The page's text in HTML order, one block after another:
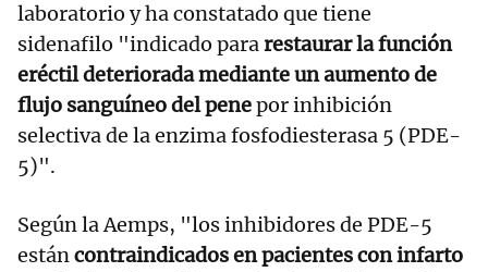
laboratorio y ha constatado que tiene
sidenafilo "indicado pararestaurar la función
eréctil deteriorada mediante un aumento de
flujo sanguíneo del penepor inhibición
selectiva de la enzima fosfodiesterasa 5 (PDE-
5)".
Según la Aemps, "los inhibidores de PDE-5
estáncontraindicados en pacientes con infarto